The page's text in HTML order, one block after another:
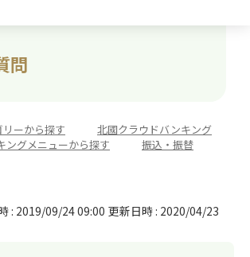
問
リーから探す
北國クラウドバンキング
ングメニューから探す 振込・振替
: 2019/09/24 09:00 更新日時 : 2020/04/23